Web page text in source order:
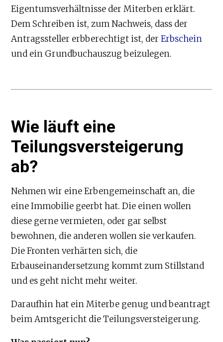
Eigentumsverhältnisse der Miterben erklärt.
Dem Schreiben ist, zum Nachweis, dass der
Antragssteller erbberechtigt ist, derErbschein
und ein Grundbuchauszug beizulegen.
Wie läuft eine
Teilungsversteigerung
ab?
Nehmen wir eine Erbengemeinschaft an, die
eine Immobilie geerbt hat. Die einen wollen
diese gerne vermieten, oder gar selbst
bewohnen, die anderen wollen sie verkaufen.
Die Fronten verhärten sich, die
Erbauseinandersetzung kommt zum Stillstand
und es geht nicht mehr weiter.
Daraufhin hat ein Miterbe genug und beantragt
beim Amtsgericht die Teilungsversteigerung.